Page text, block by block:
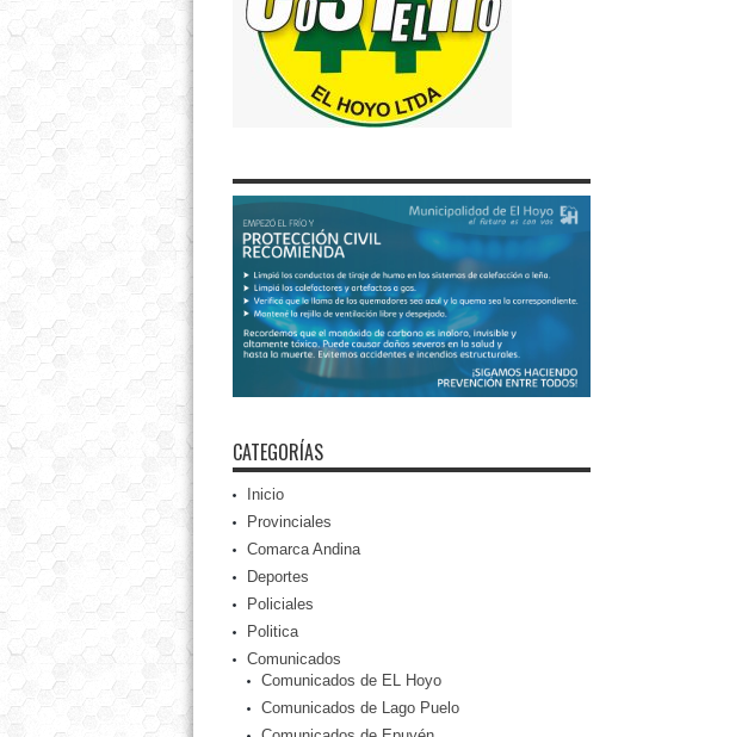
CATEGORÍAS
Inicio
Provinciales
Comarca Andina
Deportes
Policiales
Politica
Comunicados
Comunicados de EL Hoyo
Comunicados de Lago Puelo